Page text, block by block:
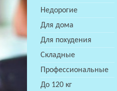
Недорогие
Для дома
Для похудения
Складные
Профессиональные
До 120 кг